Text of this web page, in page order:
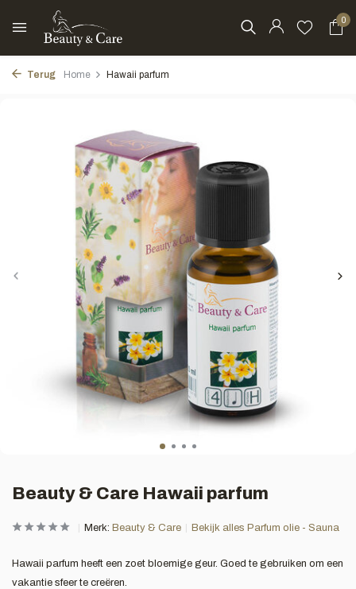
0
Terug Home Hawaii parfum
Beauty & Care Hawaii parfum
Merk: Beauty & Care Bekijk alles Parfum olie - Sauna
Hawaii parfum heeft een zoet bloemige geur. Goed te gebruiken om een
vakantie sfeer te creëren.